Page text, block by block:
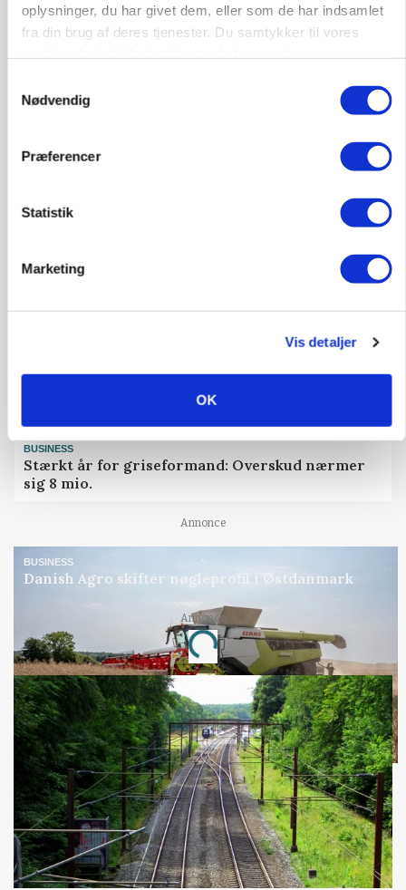
oplysninger, du har givet dem, eller som de har indsamlet
fra din brug af deres tjenester. Du samtykker til vores
Nødvendig
Præferencer
Statistik
Marketing
Vis detaljer
OK
Grøntsagsproduktion presset af kvælstofkrav:
Seks hektar brak for én hektar porrer
BUSINESS
Stærkt år for griseformand: Overskud nærmer
sig 8 mio.
Annonce
BUSINESS
Danish Agro skifter nøgleprofil i Østdanmark
Annonce
Loading...